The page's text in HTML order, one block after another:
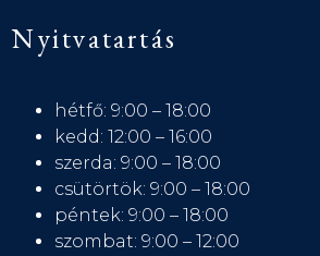
Nyitvatartás
hétfő: 9:00 – 18:00
kedd: 12:00 – 16:00
szerda: 9:00 – 18:00
csütörtök: 9:00 – 18:00
péntek: 9:00 – 18:00
szombat: 9:00 – 12:00